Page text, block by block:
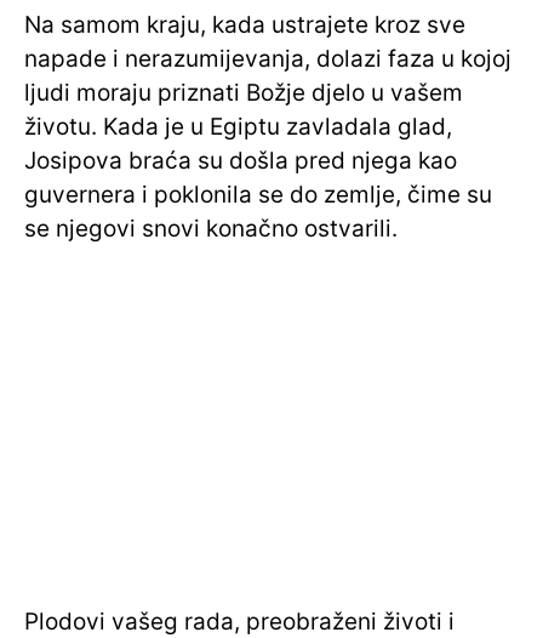
Na samom kraju, kada ustrajete kroz sve
napade i nerazumijevanja, dolazi faza u kojoj
ljudi moraju priznati Božje djelo u vašem
životu. Kada je u Egiptu zavladala glad,
Josipova braća su došla pred njega kao
guvernera i poklonila se do zemlje, čime su
se njegovi snovi konačno ostvarili.
Plodovi vašeg rada, preobraženi životi i